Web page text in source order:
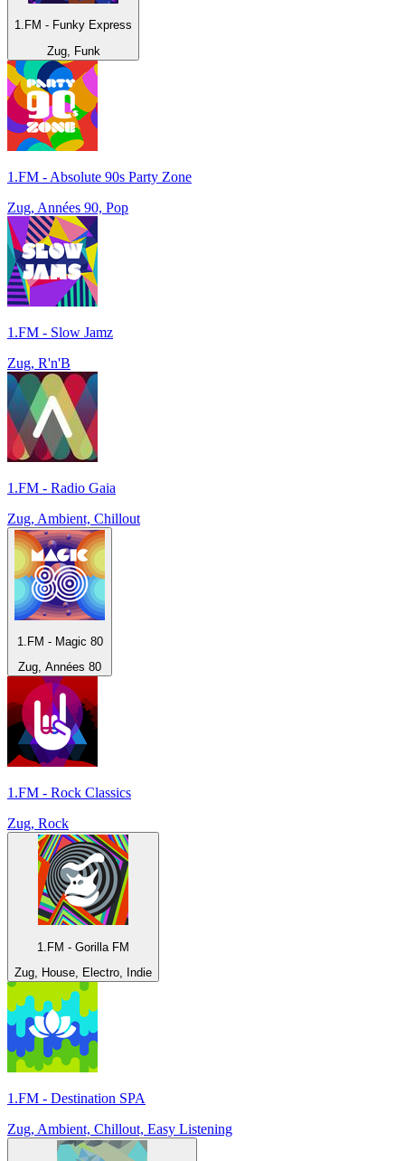
1.FM - Funky Express
Zug, Funk
1.FM - Absolute 90s Party Zone
Zug, Années 90, Pop
1.FM - Slow Jamz
Zug, R'n'B
1.FM - Radio Gaia
Zug, Ambient, Chillout
1.FM - Magic 80
Zug, Années 80
1.FM - Rock Classics
Zug, Rock
1.FM - Gorilla FM
Zug, House, Electro, Indie
1.FM - Destination SPA
Zug, Ambient, Chillout, Easy Listening